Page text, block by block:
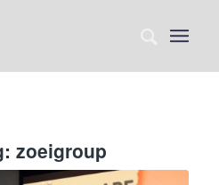
zoeigroup